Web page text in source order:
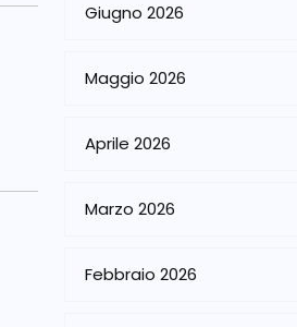
Giugno 2026
Maggio 2026
Aprile 2026
Marzo 2026
Febbraio 2026